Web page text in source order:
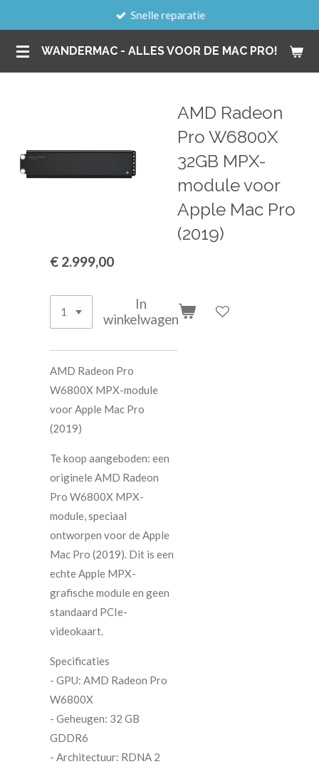
naar
de
WANDERMAC - ALLES VOOR DE MAC PRO!
Snelle reparatie
AMD Radeon
Pro W6800X
32GB MPX-
module voor
Apple Mac Pro
(2019)
€ 2.999,00
In
winkelwagen
AMD Radeon Pro
W6800X MPX-module
voor Apple Mac Pro
(2019)
Te koop aangeboden: een
originele AMD Radeon
Pro W6800X MPX-
module, speciaal
ontworpen voor de Apple
Mac Pro (2019). Dit is een
echte Apple MPX-
grafische module en geen
standaard PCIe-
videokaart.
Specificaties
- GPU: AMD Radeon Pro
W6800X
- Geheugen: 32 GB
GDDR6
- Architectuur: RDNA 2